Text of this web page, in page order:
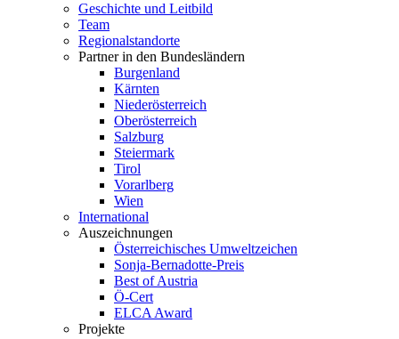
Geschichte und Leitbild
Team
Regionalstandorte
Partner in den Bundesländern
Burgenland
Kärnten
Niederösterreich
Oberösterreich
Salzburg
Steiermark
Tirol
Vorarlberg
Wien
International
Auszeichnungen
Österreichisches Umweltzeichen
Sonja-Bernadotte-Preis
Best of Austria
Ö-Cert
ELCA Award
Projekte